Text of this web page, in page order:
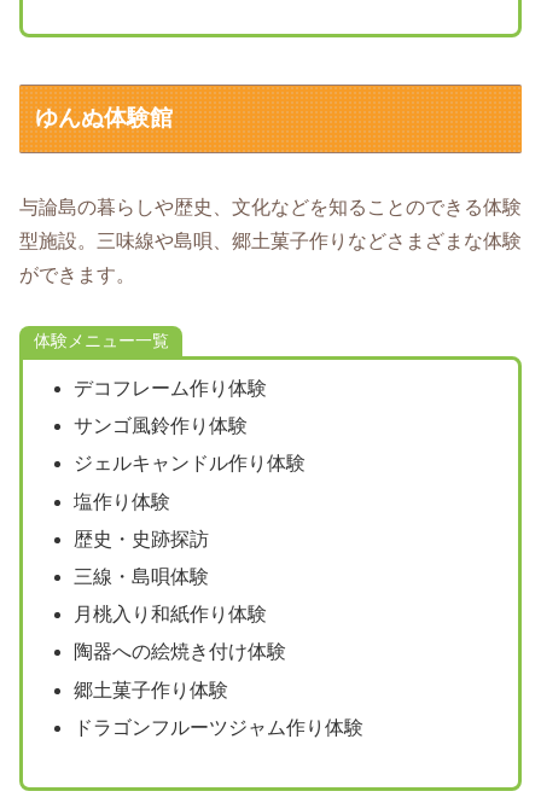
ゆんぬ体験館
与論島の暮らしや歴史、文化などを知ることのできる体験
型施設。三味線や島唄、郷土菓子作りなどさまざまな体験
ができます。
体験メニュー一覧
デコフレーム作り体験
サンゴ風鈴作り体験
ジェルキャンドル作り体験
塩作り体験
歴史・史跡探訪
三線・島唄体験
月桃入り和紙作り体験
陶器への絵焼き付け体験
郷土菓子作り体験
ドラゴンフルーツジャム作り体験